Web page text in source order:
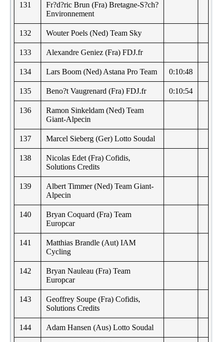
131
Fr?d?ric Brun (Fra) Bretagne-S?ch?
Environnement
132 Wouter Poels (Ned) Team Sky
133 Alexandre Geniez (Fra) FDJ.fr
134 Lars Boom (Ned) Astana Pro Team 0:10:48
135 Beno?t Vaugrenard (Fra) FDJ.fr 0:10:54
136
Ramon Sinkeldam (Ned) Team
Giant-Alpecin
137 Marcel Sieberg (Ger) Lotto Soudal
138
Nicolas Edet (Fra) Cofidis,
Solutions Credits
139
Albert Timmer (Ned) Team Giant-
Alpecin
140
Bryan Coquard (Fra) Team
Europcar
141
Matthias Brandle (Aut) IAM
Cycling
142
Bryan Nauleau (Fra) Team
Europcar
143
Geoffrey Soupe (Fra) Cofidis,
Solutions Credits
144 Adam Hansen (Aus) Lotto Soudal